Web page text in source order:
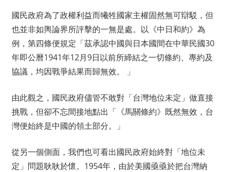
國民政府為了政權利益而犧牲國家主權固然無可辯駁，但
也並非如輿論界所評擊的一無是處。以《中日和約》為
例，第四條便規定「茲承認中國與日本國間在中華民國30
年即公曆1941年12月9日以前所締結之一切條約、專約及
協議，均因戰爭結果而歸無效。 」
由此觀之，國民政府儘管不敢對「台灣地位未定」做直接
挑戰，但卻不忘間接地點出「《馬關條約》既然無效，台
灣便始終是中國的領土部分。」
從另一個側面，我們也可看出國民政府始終對「地位未
定」問題耿耿於懷。1954年，由於美國亟亟於把台灣納